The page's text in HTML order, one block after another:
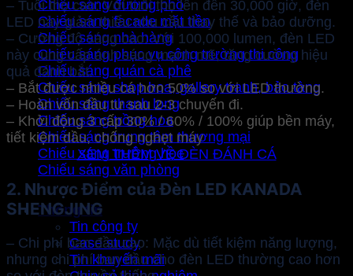
Chiếu sáng đường phố
Chiếu sáng facade mặt tiền
Chiếu sáng nhà hàng
Chiếu sáng phục vụ công trường thi công
Chiếu sáng quán cà phê
Chiếu sáng shop hoa, gallery tranh, bảo tàng
Chiếu sáng thanh long
Chiếu sáng trồng hoa
Chiếu sáng trung tâm thương mại
Chiếu sáng trường học
Chiếu sáng văn phòng
Thông tin
Tin công ty
Case study
Tin khuyến mãi
– Tuổi thọ cao: Với tuổi thọ lên đến 30,000 giờ, đèn
LED này giảm thiểu nhu cầu thay thế và bảo dưỡng.
– Cường độ sáng cao: Với 100,000 lumen, đèn LED
này cung cấp ánh sáng mạnh mẽ, tăng cường hiệu
quả đánh bắt.
– Bắt được nhiều cá hơn 50% so với LED thường.
– Hoàn vốn đầu tư sau 2-3 chuyến đi.
– Khởi động 3 cấp 30% / 60% / 100% giúp bền máy,
tiết kiệm dầu, chống nghẹt máy
XEM THÊM VỀ ĐÈN ĐÁNH CÁ
2. Nhược Điểm của Đèn LED KANADA
SHENGJING
– Chi phí ban đầu cao: Mặc dù tiết kiệm năng lượng,
nhưng chi phí ban đầu cho đèn LED thường cao hơn